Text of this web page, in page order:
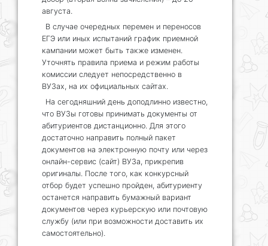
августа.
В случае очередных перемен и переносов
ЕГЭ или иных испытаний график приемной
кампании может быть также изменен.
Уточнять правила приема и режим работы
комиссии следует непосредственно в
ВУЗах, на их официальных сайтах.
На сегодняшний день доподлинно известно,
что ВУЗы готовы принимать документы от
абитуриентов дистанционно. Для этого
достаточно направить полный пакет
документов на электронную почту или через
онлайн-сервис (сайт) ВУЗа, прикрепив
оригиналы. После того, как конкурсный
отбор будет успешно пройден, абитуриенту
останется направить бумажный вариант
документов через курьерскую или почтовую
службу (или при возможности доставить их
самостоятельно).